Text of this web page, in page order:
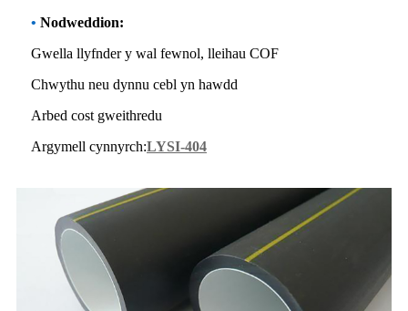
• Nodweddion:
Gwella llyfnder y wal fewnol, lleihau COF
Chwythu neu dynnu cebl yn hawdd
Arbed cost gweithredu
Argymell cynnyrch:LYSI-404